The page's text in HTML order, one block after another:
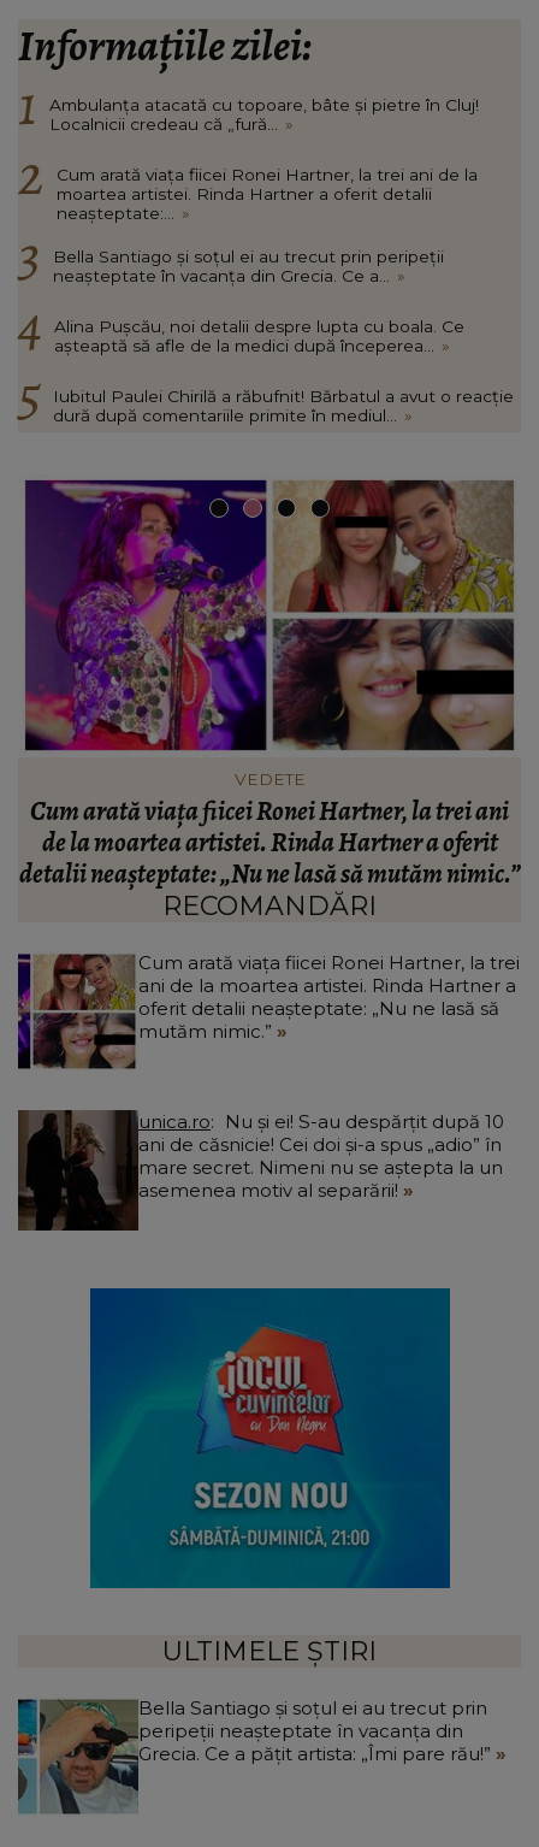
Informațiile zilei:
Ambulanța atacată cu topoare, bâte și pietre în Cluj!
Localnicii credeau că „fură...
»
Cum arată viața fiicei Ronei Hartner, la trei ani de la
moartea artistei. Rinda Hartner a oferit detalii
neașteptate:...
»
Bella Santiago și soțul ei au trecut prin peripeții
neașteptate în vacanța din Grecia. Ce a...
»
Alina Pușcău, noi detalii despre lupta cu boala. Ce
așteaptă să afle de la medici după începerea...
»
Iubitul Paulei Chirilă a răbufnit! Bărbatul a avut o reacție
dură după comentariile primite în mediul...
»
VEDETE
Bella Santiago și soțul ei au trecut prin peripeții
neașteptate în vacanța din Grecia. Ce a pățit
artista: „Îmi pare rău!”
RECOMANDĂRI
Cum arată viața fiicei Ronei Hartner, la trei
ani de la moartea artistei. Rinda Hartner a
oferit detalii neașteptate: „Nu ne lasă să
mutăm nimic.”
unica.ro
ani de căsnicie! Cei doi și-a spus „adio” în
mare secret. Nimeni nu se aștepta la un
asemenea motiv al separării!
ULTIMELE ȘTIRI
Bella Santiago și soțul ei au trecut prin
peripeții neașteptate în vacanța din
Grecia. Ce a pățit artista: „Îmi pare rău!”